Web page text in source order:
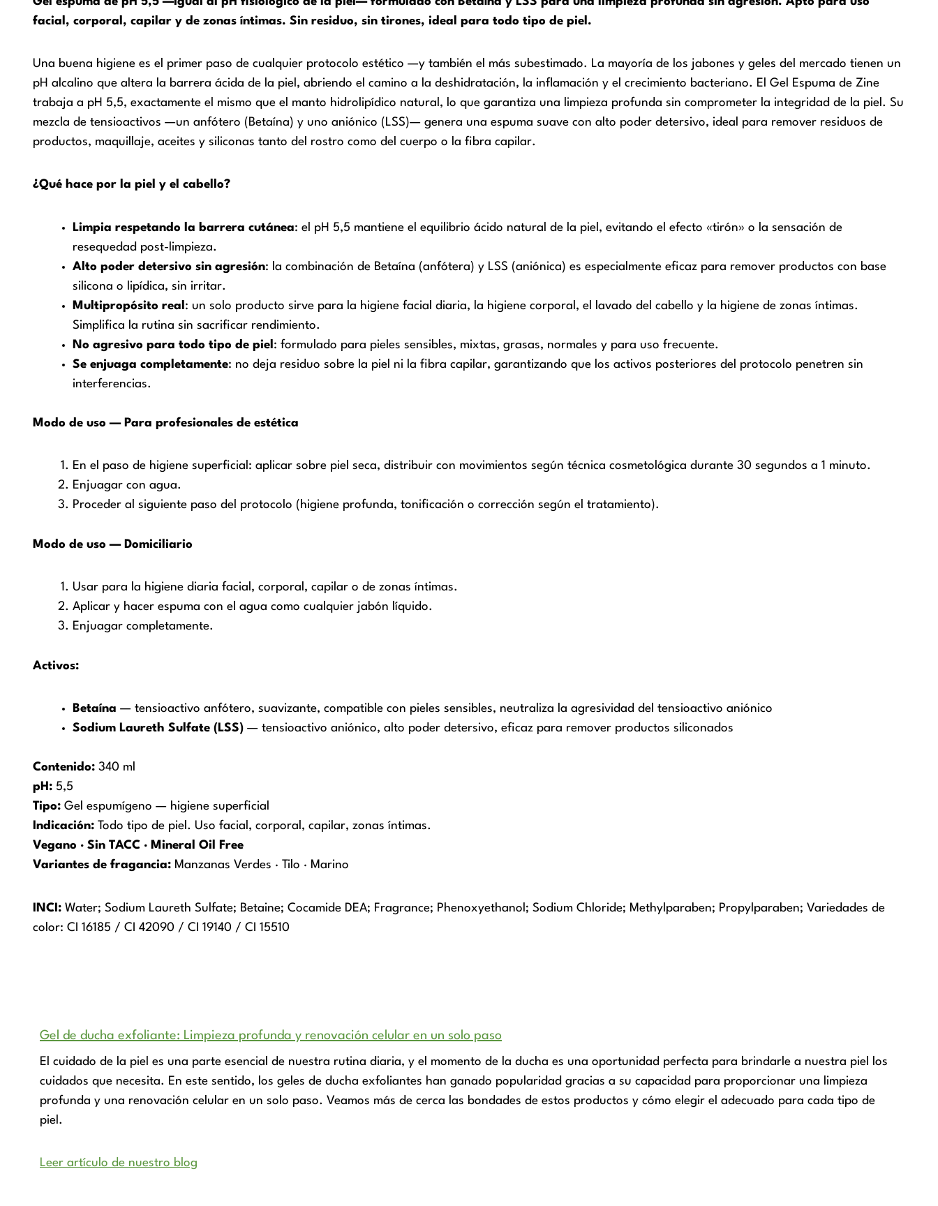
facial, corporal, capilar y de zonas íntimas. Sin residuo, sin tirones, ideal para todo tipo de piel.
Una buena higiene es el primer paso de cualquier protocolo estético —y también el más subestimado. La mayoría de los jabones y geles del mercado tienen un
pH alcalino que altera la barrera ácida de la piel, abriendo el camino a la deshidratación, la inflamación y el crecimiento bacteriano. El Gel Espuma de Zine
trabaja a pH 5,5, exactamente el mismo que el manto hidrolipídico natural, lo que garantiza una limpieza profunda sin comprometer la integridad de la piel. Su
mezcla de tensioactivos —un anfótero (Betaína) y uno aniónico (LSS)— genera una espuma suave con alto poder detersivo, ideal para remover residuos de
productos, maquillaje, aceites y siliconas tanto del rostro como del cuerpo o la fibra capilar.
¿Qué hace por la piel y el cabello?
Limpia respetando la barrera cutánea: el pH 5,5 mantiene el equilibrio ácido natural de la piel, evitando el efecto «tirón» o la sensación de
resequedad post-limpieza.
Alto poder detersivo sin agresión: la combinación de Betaína (anfótera) y LSS (aniónica) es especialmente eficaz para remover productos con base
silicona o lipídica, sin irritar.
Multipropósito real : un solo producto sirve para la higiene facial diaria, la higiene corporal, el lavado del cabello y la higiene de zonas íntimas.
Simplifica la rutina sin sacrificar rendimiento.
No agresivo para todo tipo de piel : formulado para pieles sensibles, mixtas, grasas, normales y para uso frecuente.
Se enjuaga completamente: no deja residuo sobre la piel ni la fibra capilar, garantizando que los activos posteriores del protocolo penetren sin
interferencias.
Modo de uso — Para profesionales de estética
En el paso de higiene superficial: aplicar sobre piel seca, distribuir con movimientos según técnica cosmetológica durante 30 segundos a 1 minuto.
Enjuagar con agua.
Proceder al siguiente paso del protocolo (higiene profunda, tonificación o corrección según el tratamiento).
Modo de uso — Domiciliario
Usar para la higiene diaria facial, corporal, capilar o de zonas íntimas.
Aplicar y hacer espuma con el agua como cualquier jabón líquido.
Enjuagar completamente.
Activos:
Betaína — tensioactivo anfótero, suavizante, compatible con pieles sensibles, neutraliza la agresividad del tensioactivo aniónico
Sodium Laureth Sulfate (LSS) — tensioactivo aniónico, alto poder detersivo, eficaz para remover productos siliconados
Contenido: 340 ml
pH: 5,5
Tipo: Gel espumígeno — higiene superficial
Indicación: Todo tipo de piel. Uso facial, corporal, capilar, zonas íntimas.
Vegano · Sin TACC · Mineral Oil Free
Variantes de fragancia: Manzanas Verdes · Tilo · Marino
INCI: Water; Sodium Laureth Sulfate; Betaine; Cocamide DEA; Fragrance; Phenoxyethanol; Sodium Chloride; Methylparaben; Propylparaben; Variedades de
color: CI 16185 / CI 42090 / CI 19140 / CI 15510
Gel de ducha exfoliante: Limpieza profunda y renovación celular en un solo paso
El cuidado de la piel es una parte esencial de nuestra rutina diaria, y el momento de la ducha es una oportunidad perfecta para brindarle a nuestra piel los
cuidados que necesita. En este sentido, los geles de ducha exfoliantes han ganado popularidad gracias a su capacidad para proporcionar una limpieza
profunda y una renovación celular en un solo paso. Veamos más de cerca las bondades de estos productos y cómo elegir el adecuado para cada tipo de
piel.
Leer artículo de nuestro blog